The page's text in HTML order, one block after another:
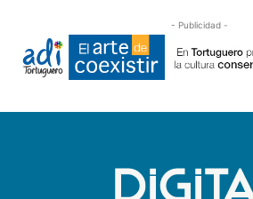
- Publicidad -